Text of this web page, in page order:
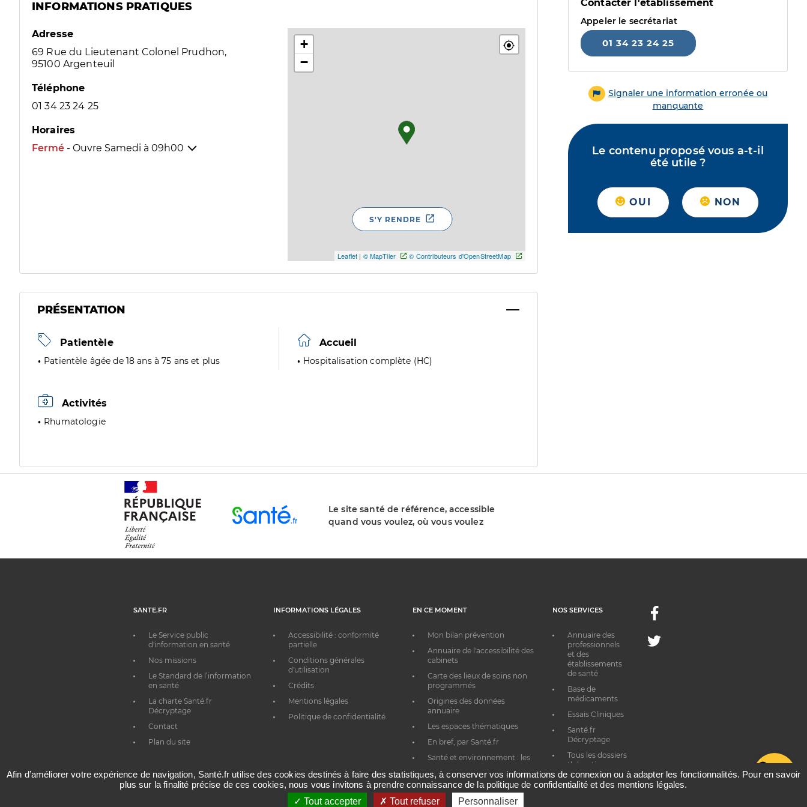
INFORMATIONS PRATIQUES
Adresse
69 Rue du Lieutenant Colonel Prudhon,
95100 Argenteuil
Téléphone
01 34 23 24 25
Horaires
Fermé - Ouvre Samedi à 09h00
+
−
Leaflet | © MapTiler © Contributeurs d'OpenStreetMap
S'Y RENDRE
PRÉSENTATION
Patientèle
Patientèle âgée de 18 ans à 75 ans et plus
Accueil
Hospitalisation complète (HC)
Activités
Rhumatologie
Contacter l'établissement
Appeler le secrétariat
01 34 23 24 25
Signaler une information erronée ou
manquante
Le contenu proposé vous a-t-il
été utile ?
OUI NON
Le site santé de référence, accessible
quand vous voulez, où vous voulez
SANTE.FR
Le Service public
d'information en santé
Nos missions
Le Standard de l’information
en santé
La charte Santé.fr
Décryptage
Contact
Plan du site
INFORMATIONS LÉGALES
Accessibilité : conformité
partielle
Conditions générales
d'utilisation
Crédits
Mentions légales
Politique de confidentialité
EN CE MOMENT
Mon bilan prévention
Annuaire de l'accessibilité des
cabinets
Carte des lieux de soins non
programmés
Origines des données
annuaire
Les espaces thématiques
En bref, par Santé.fr
Santé et environnement : les
NOS SERVICES
Annuaire des
professionnels
et des
établissements
de santé
Base de
médicaments
Essais Cliniques
Santé.fr
Décryptage
Tous les dossiers
thématiques
Facebook
Twitter
Afin d’améliorer votre expérience de navigation, Santé.fr utilise des cookies destinés à faire des statistiques, à conserver vos informations de connexion ou à adapter les fonctionnalités. Pour en savoir
plus sur la finalité précise de ces cookies, nous vous invitons à prendre connaissance de la politique de confidentialité et des mentions légales.
Tout accepter
Tout refuser Personnaliser